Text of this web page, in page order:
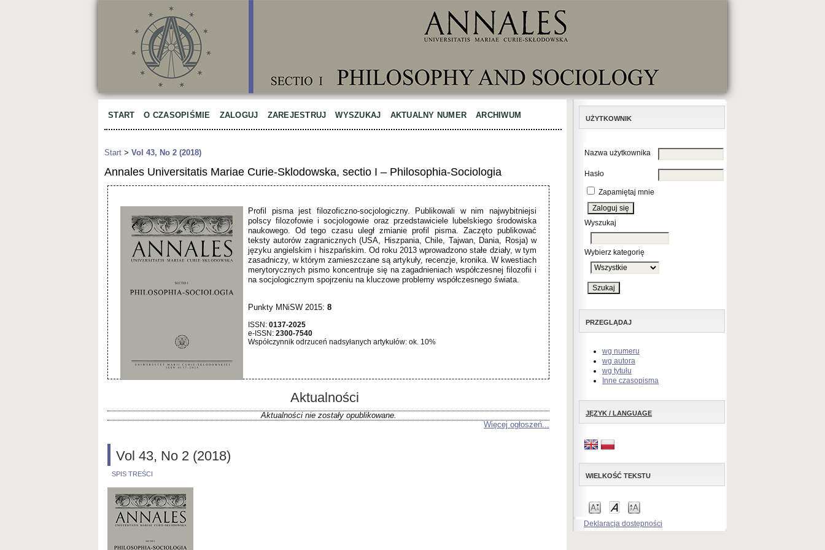
UŻYTKOWNIK
Nazwa użytkownika
Hasło
Zapamiętaj mnie
Wyszukaj
Wybierz kategorię
PRZEGLĄDAJ
wg numeru
wg autora
wg tytułu
Inne czasopisma
JĘZYK / LANGUAGE
WIELKOŚĆ TEKSTU
Deklaracja dostępności
START O CZASOPIŚMIE ZALOGUJ ZAREJESTRUJ WYSZUKAJ AKTUALNY NUMER ARCHIWUM
Start > Vol 43, No 2 (2018)
Annales Universitatis Mariae Curie-Sklodowska, sectio I – Philosophia-Sociologia
Profil pisma jest filozoficzno-socjologiczny. Publikowali w nim najwybitniejsi
polscy filozofowie i socjologowie oraz przedstawiciele lubelskiego środowiska
naukowego. Od tego czasu uległ zmianie profil pisma. Zaczęto publikować
teksty autorów zagranicznych (USA, Hiszpania, Chile, Tajwan, Dania, Rosja) w
języku angielskim i hiszpańskim. Od roku 2013 wprowadzono stałe działy, w tym
zasadniczy, w którym zamieszczane są artykuły, recenzje, kronika. W kwestiach
merytorycznych pismo koncentruje się na zagadnieniach współczesnej filozofii i
na socjologicznym spojrzeniu na kluczowe problemy współczesnego świata.
Punkty MNiSW 2015: 8
ISSN: 0137-2025
e-ISSN: 2300-7540
Współczynnik odrzuceń nadsyłanych artykułów: ok. 10%
Aktualności
Aktualności nie zostały opublikowane.
Więcej ogłoszeń...
Vol 43, No 2 (2018)
SPIS TREŚCI